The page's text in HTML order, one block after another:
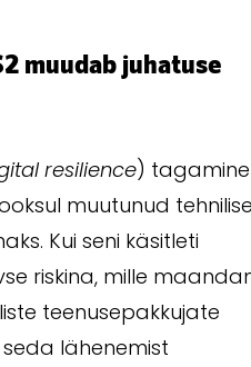
muudab juhatuse
resilience)
muutunud
Kui seni käsitleti
riskina, mille
teenusepakkujate
seda lähenemist